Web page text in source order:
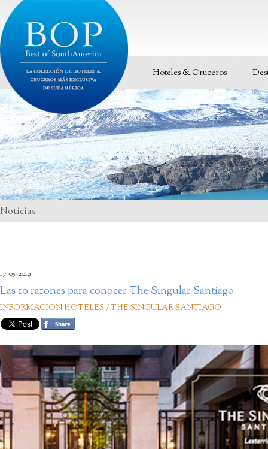
Hoteles & Cruceros
Noticias
17-05-2019
Las 10 razones para conocer The Singular Santiago
INFORMACION HOTELES / THE SINGULAR SANTIAGO